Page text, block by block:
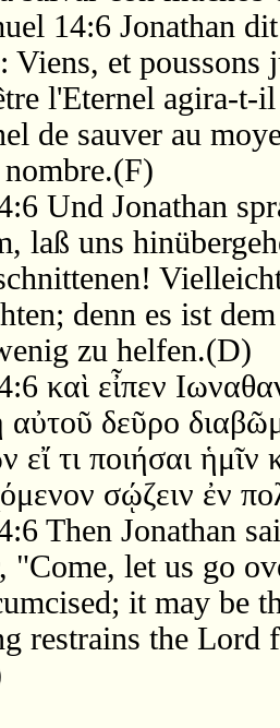
14:6 Jonathan
Viens, et poussons
l'Eternel agira-t-
de sauver au
Und Jonathan
laß uns
denn es ist
zu helfen.(D)
καὶ εἶπεν
αὐτοῦ δεῦρο
εἴ τι ποιήσαι
σῴζειν ἐν
Then Jonathan
"Come, let us go
it may be
restrains the Lord